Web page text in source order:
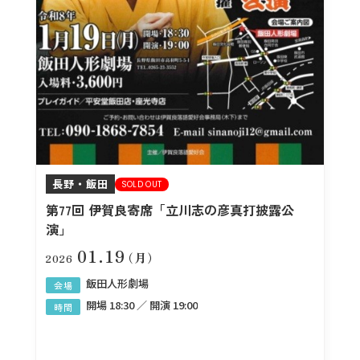
長野・飯田 SOLD OUT
第77回 伊賀良寄席「立川志の彦真打披露公
演」
2026 01.19（月）
会場 飯田人形劇場
時間 開場 18:30 ／ 開演 19:00